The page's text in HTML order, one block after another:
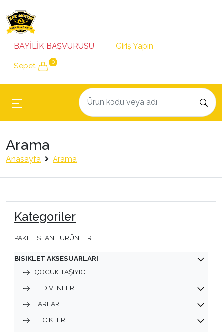
BAYİLİK BAŞVURUSU Giriş Yapın
Sepet 0
Arama
Anasayfa Arama
Kategoriler
PAKET STANT ÜRÜNLER
BISIKLET AKSESUARLARI
ÇOCUK TAŞIYICI
ELDIVENLER
FARLAR
ELCIKLER